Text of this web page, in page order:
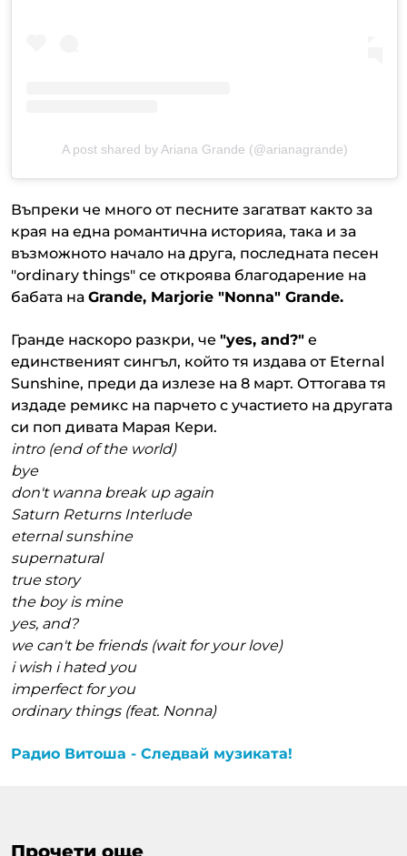
A post shared by Ariana Grande (@arianagrande)
Въпреки че много от песните загатват както за
края на една романтична историяа, така и за
възможното начало на друга, последната песен
"ordinary things" се откроява благодарение на
бабата на Grande, Marjorie "Nonna" Grande.
Гранде наскоро разкри, че "yes, and?" e
единственият сингъл, който тя издава от Eternal
Sunshine, преди да излезе на 8 март. Оттогава тя
издаде ремикс на парчето с участието на другата
си поп дивата Марая Кери.
intro (end of the world)
bye
don't wanna break up again
Saturn Returns Interlude
eternal sunshine
supernatural
true story
the boy is mine
yes, and?
we can't be friends (wait for your love)
i wish i hated you
imperfect for you
ordinary things (feat. Nonna)
Радио Витоша - Следвай музиката!
Прочети още